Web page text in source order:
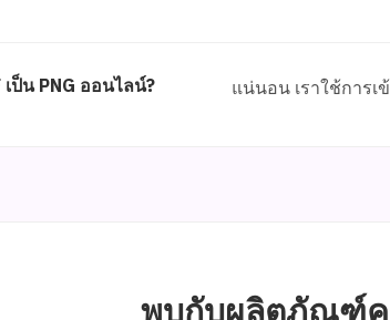
ป็น PNG ออนไลน์? แน่นอน เราใช้การ
พบกับผลิตภัณฑ์ค